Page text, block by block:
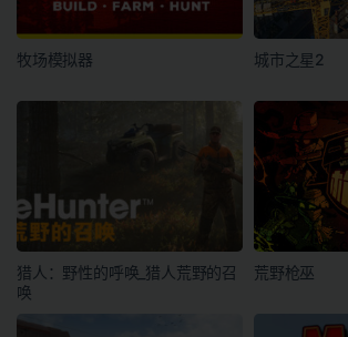
牧场模拟器 城市之星2
猎人：野性的呼唤_猎人荒野的召
唤
荒野枪巫